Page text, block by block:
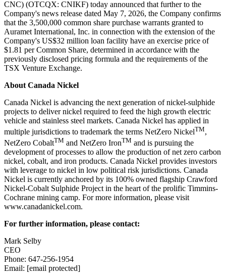
CNC) (OTCQX: CNIKF) today announced that further to the
Company's news release dated May 7, 2026, the Company confirms
that the 3,500,000 common share purchase warrants granted to
Auramet International, Inc. in connection with the extension of the
Company's US$32 million loan facility have an exercise price of
$1.81 per Common Share, determined in accordance with the
previously disclosed pricing formula and the requirements of the
TSX Venture Exchange.
About Canada Nickel
Canada Nickel is advancing the next generation of nickel-sulphide
projects to deliver nickel required to feed the high growth electric
vehicle and stainless steel markets. Canada Nickel has applied in
multiple jurisdictions to trademark the terms NetZero NickelTM,
NetZero CobaltTM and NetZero IronTM and is pursuing the
development of processes to allow the production of net zero carbon
nickel, cobalt, and iron products. Canada Nickel provides investors
with leverage to nickel in low political risk jurisdictions. Canada
Nickel is currently anchored by its 100% owned flagship Crawford
Nickel-Cobalt Sulphide Project in the heart of the prolific Timmins-
Cochrane mining camp. For more information, please visit
www.canadanickel.com.
For further information, please contact:
Mark Selby
CEO
Phone: 647-256-1954
Email: [email protected]